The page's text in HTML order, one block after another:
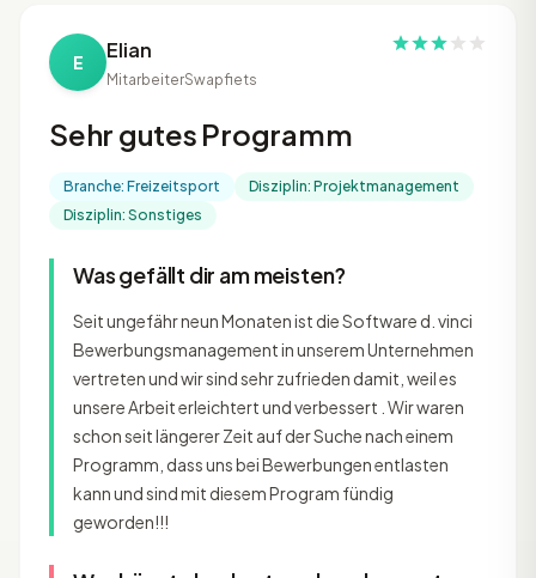
E Elian
MitarbeiterSwapfiets
Sehr gutes Programm
Branche: Freizeitsport
Disziplin: Projektmanagement
Disziplin: Sonstiges
Was gefällt dir am meisten?
Seit ungefähr neun Monaten ist die Software d. vinci
Bewerbungsmanagement in unserem Unternehmen
vertreten und wir sind sehr zufrieden damit, weil es
unsere Arbeit erleichtert und verbessert . Wir waren
schon seit längerer Zeit auf der Suche nach einem
Programm, dass uns bei Bewerbungen entlasten
kann und sind mit diesem Program fündig
geworden!!!